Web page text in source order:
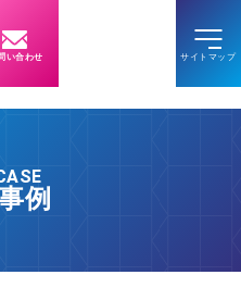
い合わせ
例